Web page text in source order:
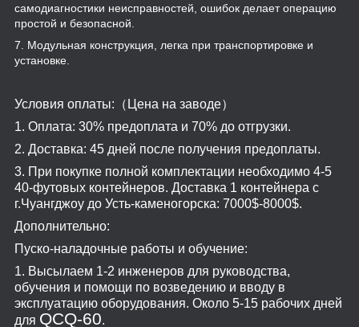
самодиагностики неисправностей, ошибок делает операцию
простой и безопасной.
7. Модульная конструкция, легка при транспортировке и
установке.
Условия оплаты: （ Цена на заводе）
1. Оплата: 30% предоплата и 70% до отгрузки.
2. Доставка: 45 дней после получения предоплаты.
3. При покупке полной комплектации необходимо 4-5
40-футовых контейнеров. Доставка 1 контейнера с
г.Чуангджоу до Усть-каменогорска: 7000$-8000$.
Дополнительно:
Пуско-наладочные работы и обучение:
1. Высылаем 1-2 инженеров для руководства,
обучения и помощи по возведению и вводу в
эксплуатацию оборудования. Около 5-15 рабочих дней
для QCQ-60.